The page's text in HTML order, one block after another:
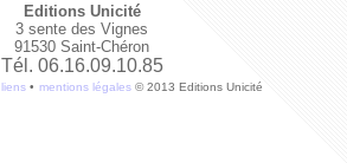
Editions Unicité
3 sente des Vignes
91530 Saint-Chéron
Tél. 06.16.09.10.85
liens • mentions légales© 2013 Editions Unicité